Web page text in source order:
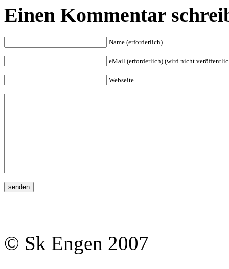
Einen Kommentar
Name (erforderlich)
eMail (erforderlich) (wird nicht
Webseite
© Sk Engen 2007